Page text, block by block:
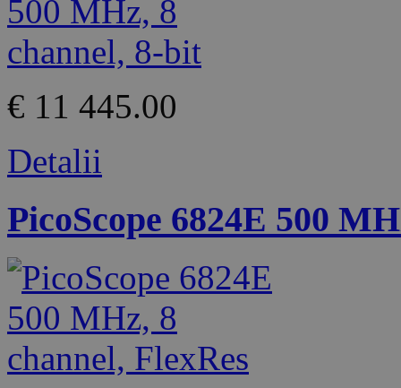
€ 11 445.00
Detalii
PicoScope 6824E 500